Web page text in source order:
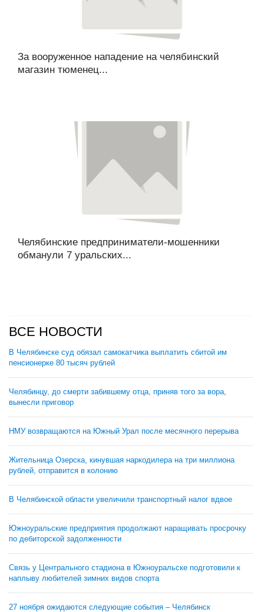
За вооруженное нападение на челябинский
магазин тюменец...
Челябинские предприниматели-мошенники
обманули 7 уральских...
ВСЕ НОВОСТИ
В Челябинске суд обязал самокатчика выплатить сбитой им
пенсионерке 80 тысяч рублей
Челябинцу, до смерти забившему отца, приняв того за вора,
вынесли приговор
НМУ возвращаются на Южный Урал после месячного перерыва
Жительница Озерска, кинувшая наркодилера на три миллиона
рублей, отправится в колонию
В Челябинской области увеличили транспортный налог вдвое
Южноуральские предприятия продолжают наращивать просрочку
по дебиторской задолженности
Связь у Центрального стадиона в Южноуральске подготовили к
наплыву любителей зимних видов спорта
27 ноября ожидаются следующие события – Челябинск